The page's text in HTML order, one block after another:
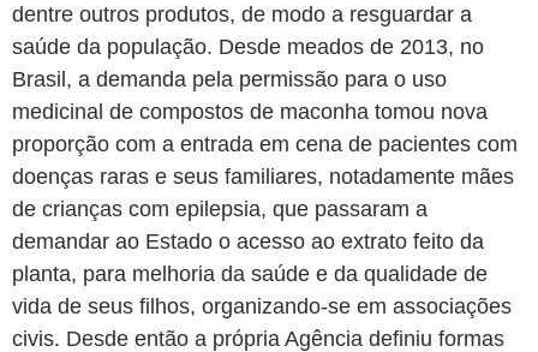
dentre outros produtos, de modo a resguardar a
saúde da população. Desde meados de 2013, no
Brasil, a demanda pela permissão para o uso
medicinal de compostos de maconha tomou nova
proporção com a entrada em cena de pacientes com
doenças raras e seus familiares, notadamente mães
de crianças com epilepsia, que passaram a
demandar ao Estado o acesso ao extrato feito da
planta, para melhoria da saúde e da qualidade de
vida de seus filhos, organizando-se em associações
civis. Desde então a própria Agência definiu formas